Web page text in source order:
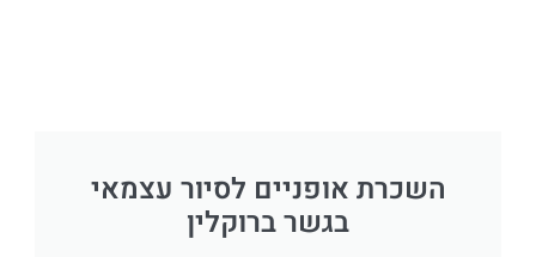
השכרת אופניים לסיור עצמאי
בגשר ברוקלין